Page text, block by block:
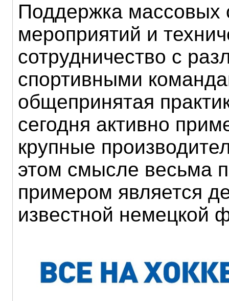
Поддержка массовых
мероприятий и
сотрудничество с
спортивными
общепринятая
сегодня активно
крупные
этом смысле весьма
примером является
известной немецкой